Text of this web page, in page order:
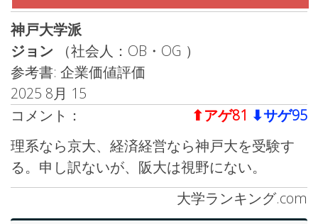
神戸大学派
ジョン （社会人：OB・OG ）
参考書: 企業価値評価
2025 8月 15
コメント：
⬆︎アゲ81 ⬇︎サゲ95
理系なら京大、経済経営なら神戸大を受験す
る。申し訳ないが、阪大は視野にない。
大学ランキング.com